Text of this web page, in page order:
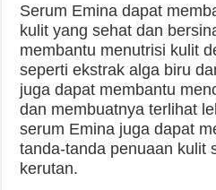
Serum Emina dapat
kulit yang sehat dan
membantu menutrisi kulit
seperti ekstrak alga biru
juga dapat membantu
dan membuatnya terlihat
serum Emina juga dapat
tanda-tanda penuaan kulit
kerutan.